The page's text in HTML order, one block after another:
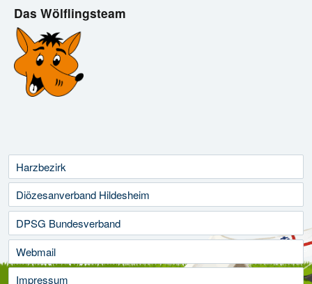
Das Wölflingsteam
Harzbezirk
Diözesanverband Hildesheim
DPSG Bundesverband
Webmail
Impressum